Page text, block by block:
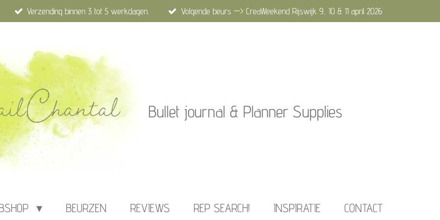
Verzending binnen 3 tot 5 werkdagen. Volgende beurs —> CreaWeekend Rijswijk 9, 10 & 11 april 2026
Bullet journal & Planner Supplies
BEURZEN REVIEWS REP SEARCH! INSPIRATIE CONTACT